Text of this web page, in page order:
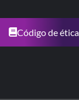
Código de ética